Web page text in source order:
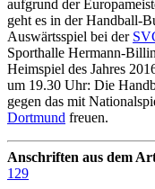
aufgrund der
geht es in der Handball-
Auswärtsspiel bei der
Sporthalle Hermann-
Heimspiel des Jahres
um 19.30 Uhr: Die
gegen das mit
Dortmund freuen.
Anschriften aus dem
129